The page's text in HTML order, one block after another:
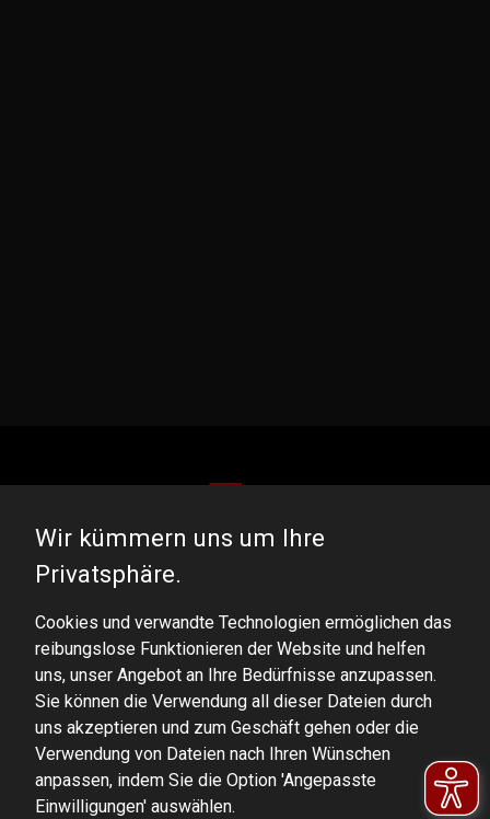
DOMINATOR GROUP Sp. z o.o.
VAT ID No.: 6521751083
dominator@dominator.pl
© Copyright 2022 | Dominator Group Sp. z o. o.
Wir kümmern uns um Ihre
Privatsphäre.
Cookies und verwandte Technologien ermöglichen das
reibungslose Funktionieren der Website und helfen
uns, unser Angebot an Ihre Bedürfnisse anzupassen.
Sie können die Verwendung all dieser Dateien durch
uns akzeptieren und zum Geschäft gehen oder die
Verwendung von Dateien nach Ihren Wünschen
anpassen, indem Sie die Option 'Angepasste
Einwilligungen' auswählen.